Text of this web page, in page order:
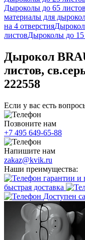
Дыроколы до 65 листов
материалы для
на 4 отверстия
листовДыроколы до 15
Дырокол
листов,
222558
Если у вас есть
Позвоните нам
+7 495 649-65-88
Напишите нам
zakaz@kvik.ru
Наши преимущества:
гарантии и
быстрая доставка
Доступен